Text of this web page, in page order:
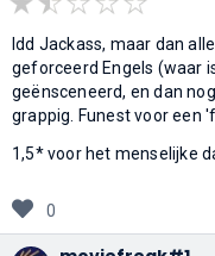
Idd Jackass, maar dan
geforceerd Engels (waar
geënsceneerd, en dan
grappig. Funest voor een
1,5* voor het menselijke
0